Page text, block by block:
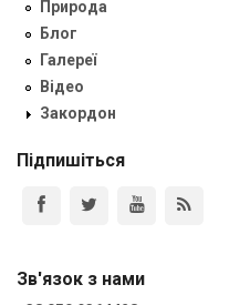
Природа
Блог
Галереї
Відео
Закордон
Підпишіться
Зв'язок з нами